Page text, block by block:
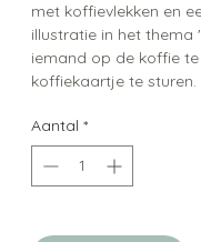
met koffievlekken en
illustratie in het thema
iemand op de koffie
koffiekaartje te sturen.
Aantal *